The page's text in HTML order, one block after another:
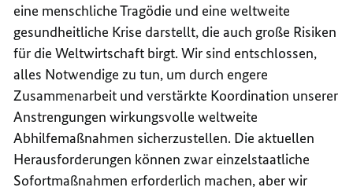
eine menschliche Tragödie und eine weltweite
gesundheitliche Krise darstellt, die auch große Risiken
für die Weltwirtschaft birgt. Wir sind entschlossen,
alles Notwendige zu tun, um durch engere
Zusammenarbeit und verstärkte Koordination unserer
Anstrengungen wirkungsvolle weltweite
Abhilfemaßnahmen sicherzustellen. Die aktuellen
Herausforderungen können zwar einzelstaatliche
Sofortmaßnahmen erforderlich machen, aber wir